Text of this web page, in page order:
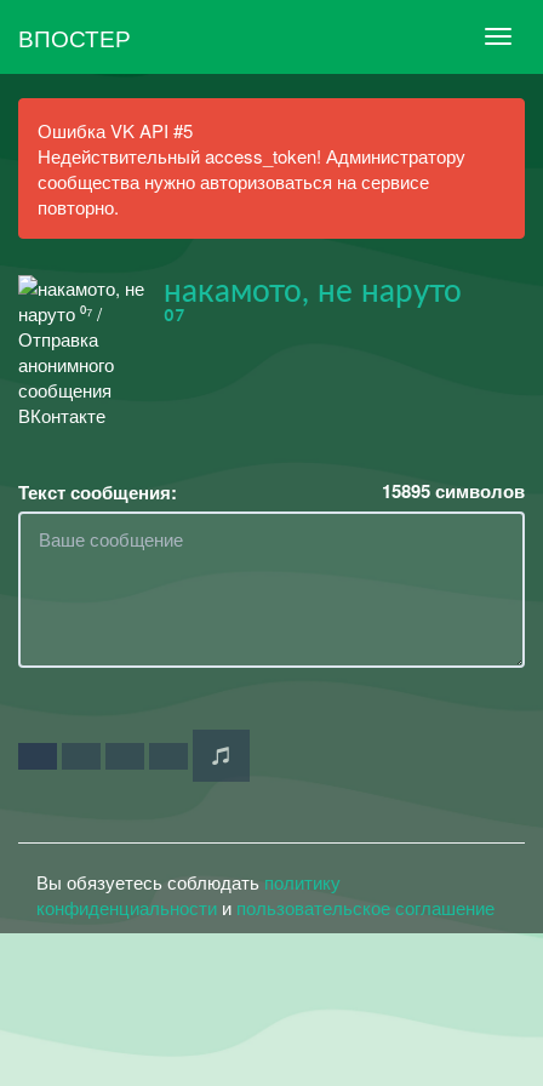
ВПОСТЕР
Ошибка VK API #5
Недействительный access_token! Администратору
сообщества нужно авторизоваться на сервисе
повторно.
накамото, не наруто
⁰⁷
Текст сообщения: 15895символов
Вы обязуетесь соблюдать политику
конфиденциальности и пользовательское соглашение